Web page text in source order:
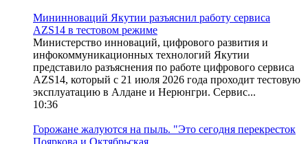
Мининноваций Якутии разъяснил работу сервиса
AZS14 в тестовом режиме
Министерство инноваций, цифрового развития и
инфокоммуникационных технологий Якутии
представило разъяснения по работе цифрового сервиса
AZS14, который с 21 июля 2026 года проходит тестовую
эксплуатацию в Алдане и Нерюнгри. Сервис...
10:36
Горожане жалуются на пыль. "Это сегодня перекресток